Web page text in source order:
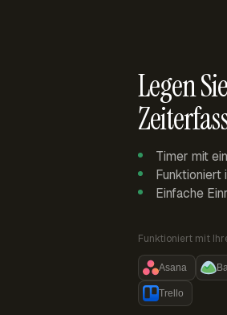
Legen
Timer mit
Funktioniert
Einfache
Funktioniert mit
Asana
Trello